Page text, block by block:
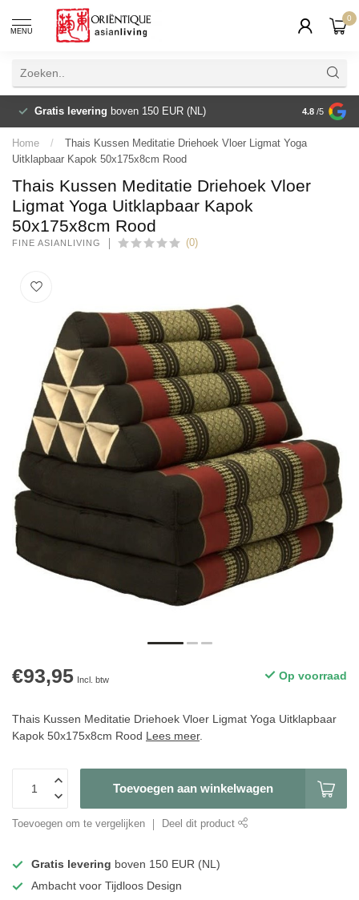
MENU
0
Gratis levering boven 150 EUR (NL) Ambacht
4.8 /5
Home /
Thais Kussen Meditatie Driehoek Vloer Ligmat Yoga
Uitklapbaar Kapok 50x175x8cm Rood
Thais Kussen Meditatie Driehoek Vloer
Ligmat Yoga Uitklapbaar Kapok
50x175x8cm Rood
FINE ASIANLIVING (0)
€93,95 Incl. btw Op voorraad
Thais Kussen Meditatie Driehoek Vloer Ligmat Yoga Uitklapbaar
Kapok 50x175x8cm Rood Lees meer.
Toevoegen aan winkelwagen
Toevoegen om te vergelijken Deel dit product
Gratis levering boven 150 EUR (NL)
Ambacht voor Tijdloos Design